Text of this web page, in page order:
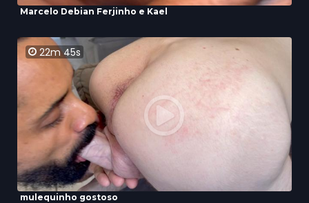
Marcelo Debian Ferjinho e Kael
22m 45s
mulequinho gostoso